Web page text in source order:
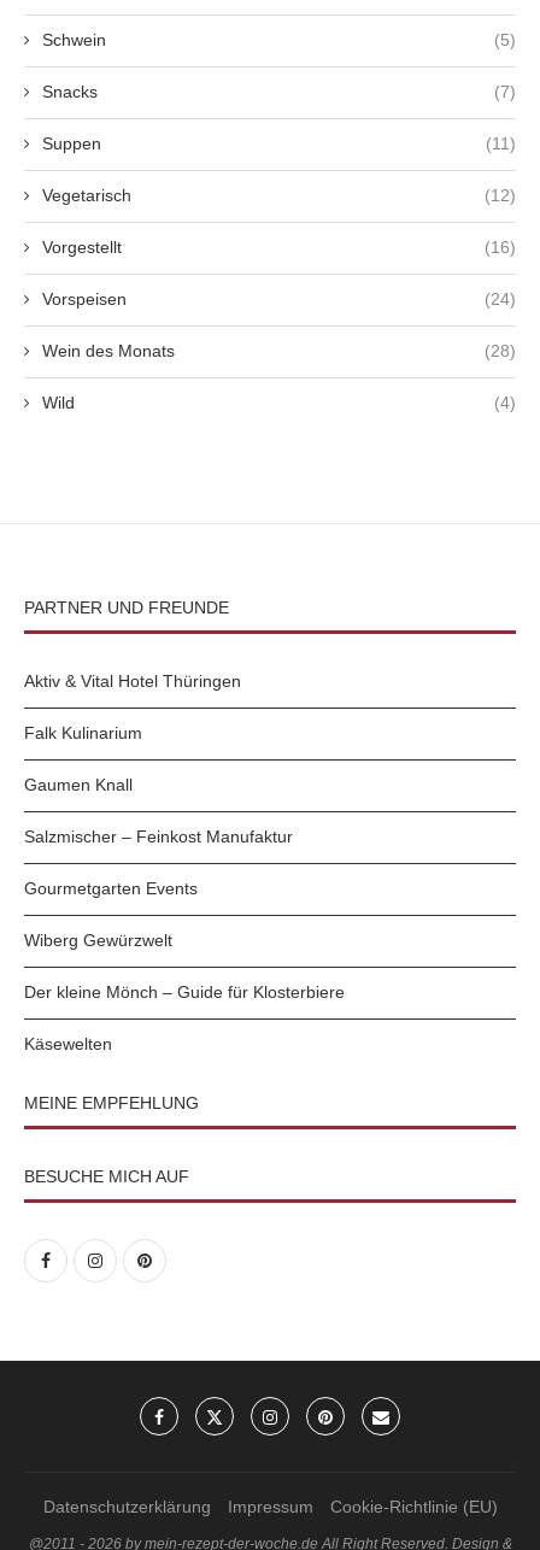
Schwein (5)
Snacks (7)
Suppen (11)
Vegetarisch (12)
Vorgestellt (16)
Vorspeisen (24)
Wein des Monats (28)
Wild (4)
PARTNER UND FREUNDE
Aktiv & Vital Hotel Thüringen
Falk Kulinarium
Gaumen Knall
Salzmischer – Feinkost Manufaktur
Gourmetgarten Events
Wiberg Gewürzwelt
Der kleine Mönch – Guide für Klosterbiere
Käsewelten
MEINE EMPFEHLUNG
BESUCHE MICH AUF
Datenschutzerklärung Impressum Cookie-Richtlinie (EU)
@2011 - 2026 by mein-rezept-der-woche.de All Right Reserved. Design &